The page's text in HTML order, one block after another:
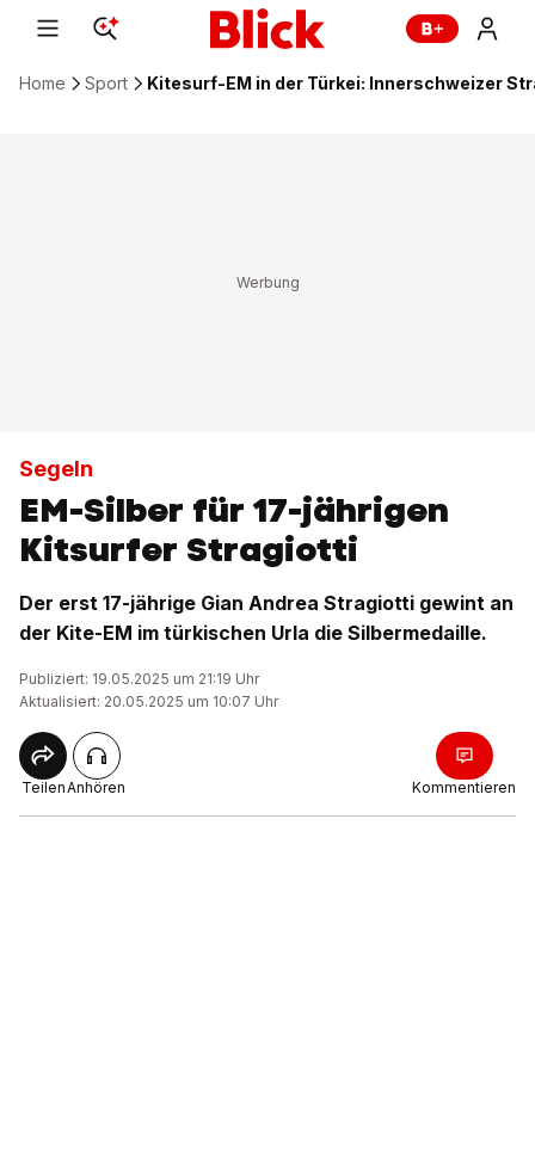
Home Sport Kitesurf-EM in der Türkei: Innerschweizer
Segeln
EM-Silber für 17-jährigen
Kitsurfer Stragiotti
Der erst 17-jährige Gian Andrea Stragiotti gewint an
der Kite-EM im türkischen Urla die Silbermedaille.
Publiziert: 19.05.2025 um 21:19 Uhr
Aktualisiert: 20.05.2025 um 10:07 Uhr
TeilenAnhören Kommentieren